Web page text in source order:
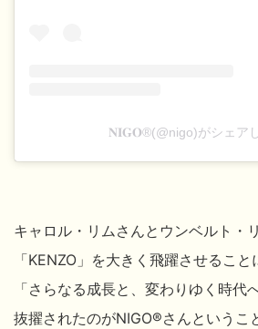
𝐍𝐈𝐆𝐎®(@nigo)がシェア
キャロル・リムさんとウンベルト・
「KENZO」を大きく飛躍させるこ
「さらなる成長と、変わりゆく時代
抜擢されたのがNIGO®さんというこ